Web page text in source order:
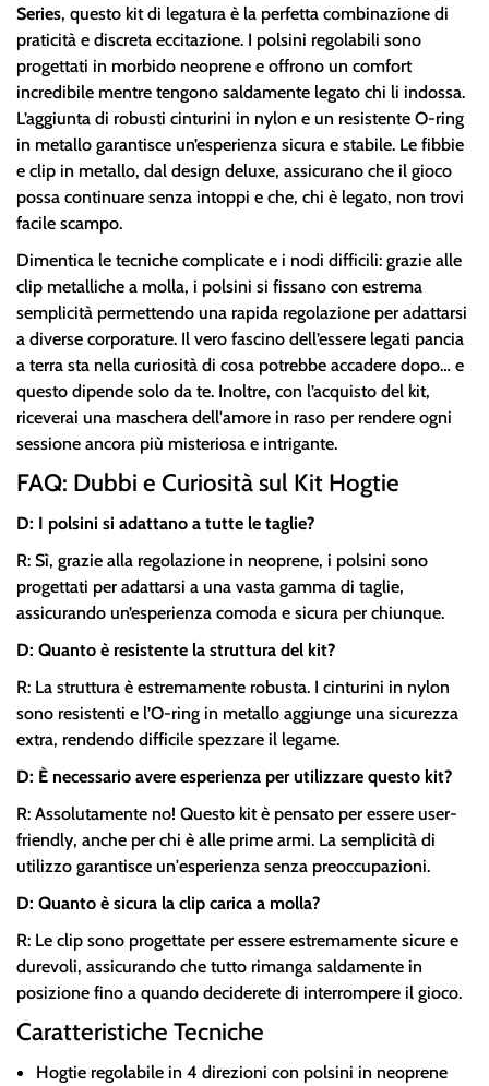
Series, questo kit di legatura è la perfetta combinazione di
praticità e discreta eccitazione. I polsini regolabili sono
progettati in morbido neoprene e offrono un comfort
incredibile mentre tengono saldamente legato chi li indossa.
L’aggiunta di robusti cinturini in nylon e un resistente O-ring
in metallo garantisce un’esperienza sicura e stabile. Le fibbie
e clip in metallo, dal design deluxe, assicurano che il gioco
possa continuare senza intoppi e che, chi è legato, non trovi
facile scampo.
Dimentica le tecniche complicate e i nodi difficili: grazie alle
clip metalliche a molla, i polsini si fissano con estrema
semplicità permettendo una rapida regolazione per adattarsi
a diverse corporature. Il vero fascino dell’essere legati pancia
a terra sta nella curiosità di cosa potrebbe accadere dopo… e
questo dipende solo da te. Inoltre, con l’acquisto del kit,
riceverai una maschera dell'amore in raso per rendere ogni
sessione ancora più misteriosa e intrigante.
FAQ: Dubbi e Curiosità sul Kit Hogtie
D: I polsini si adattano a tutte le taglie?
R: Sì, grazie alla regolazione in neoprene, i polsini sono
progettati per adattarsi a una vasta gamma di taglie,
assicurando un’esperienza comoda e sicura per chiunque.
D: Quanto è resistente la struttura del kit?
R: La struttura è estremamente robusta. I cinturini in nylon
sono resistenti e l’O-ring in metallo aggiunge una sicurezza
extra, rendendo difficile spezzare il legame.
D: È necessario avere esperienza per utilizzare questo kit?
R: Assolutamente no! Questo kit è pensato per essere user-
friendly, anche per chi è alle prime armi. La semplicità di
utilizzo garantisce un'esperienza senza preoccupazioni.
D: Quanto è sicura la clip carica a molla?
R: Le clip sono progettate per essere estremamente sicure e
durevoli, assicurando che tutto rimanga saldamente in
posizione fino a quando deciderete di interrompere il gioco.
Caratteristiche Tecniche
Hogtie regolabile in 4 direzioni con polsini in neoprene